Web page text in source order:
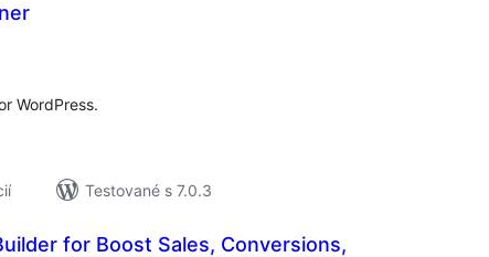
WordPress.
Testované s 7.0.3
for Boost Sales, Conversions,